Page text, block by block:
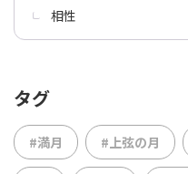
相性
タグ
#満月 #上弦の月